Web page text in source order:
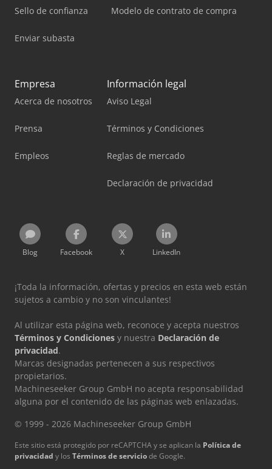
Sello de confianza
Enviar subasta
Modelo de contrato de compra
Empresa
Acerca de nosotros
Prensa
Empleos
Información legal
Aviso Legal
Términos y Condiciones
Reglas de mercado
Declaración de privacidad
Blog Facebook X LinkedIn
¡Toda la información, ofertas y precios en esta web están
sujetos a cambio y no son vinculantes!
Al utilizar esta página web, reconoce y acepta nuestros
Términos y Condiciones y nuestra Declaración de
privacidad.
Marcas designadas pertenecen a sus respectivos
propietarios.
Machineseeker Group GmbH no acepta responsabilidad
alguna por el contenido de las páginas web enlazadas.
© 1999 - 2026 Machineseeker Group GmbH
Este sitio está protegido por reCAPTCHA y se aplican la Política de
privacidad y los Términos de serviciode Google.